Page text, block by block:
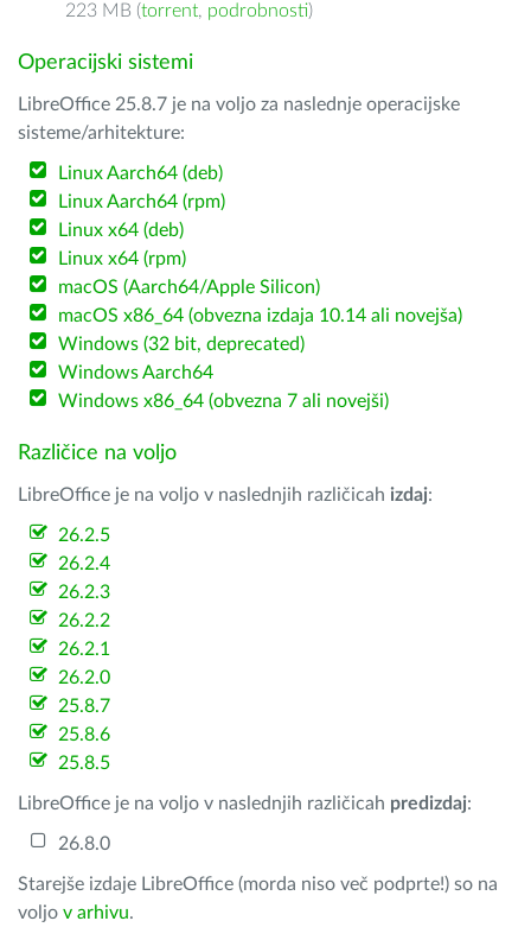
223 MB (torrent, podrobnosti)
Operacijski sistemi
LibreOffice 25.8.7 je na voljo za naslednje operacijske
sisteme/arhitekture:
Linux Aarch64 (deb)
Linux Aarch64 (rpm)
Linux x64 (deb)
Linux x64 (rpm)
macOS (Aarch64/Apple Silicon)
macOS x86_64 (obvezna izdaja 10.14 ali novejša)
Windows (32 bit, deprecated)
Windows Aarch64
Windows x86_64 (obvezna 7 ali novejši)
Različice na voljo
LibreOffice je na voljo v naslednjih različicah izdaj:
26.2.5
26.2.4
26.2.3
26.2.2
26.2.1
26.2.0
25.8.7
25.8.6
25.8.5
LibreOffice je na voljo v naslednjih različicah predizdaj:
26.8.0
Starejše izdaje LibreOffice (morda niso več podprte!) so na
voljo v arhivu.